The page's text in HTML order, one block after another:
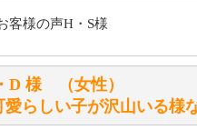
と意味があります。
D 様 （女性）
らしい子が沢山いる様